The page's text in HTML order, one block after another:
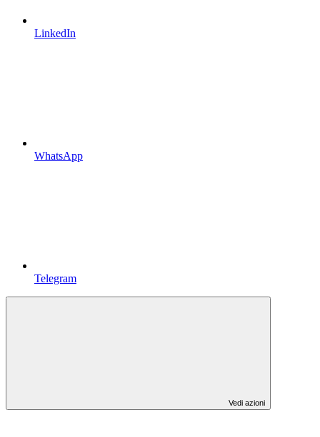
LinkedIn
WhatsApp
Telegram
Vedi azioni